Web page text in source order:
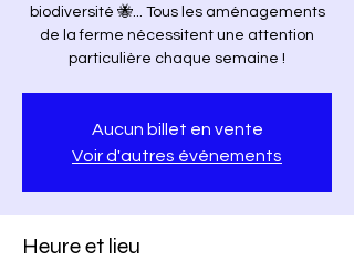
biodiversité 🐝... Tous les aménagements
de la ferme nécessitent une attention
particulière chaque semaine !
Aucun billet en vente
Voir d'autres événements
Heure et lieu